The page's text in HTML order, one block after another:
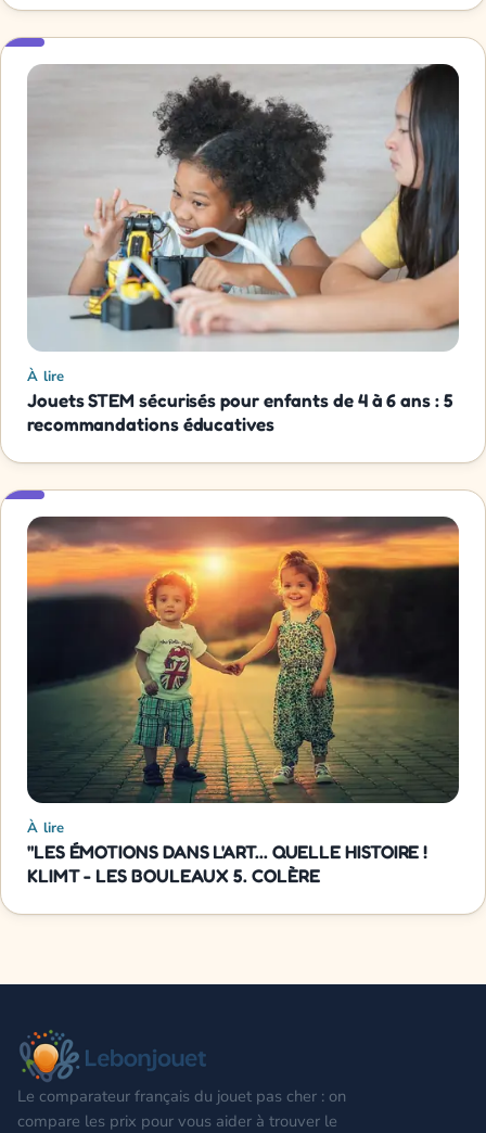
À lire
Jouets STEM sécurisés pour enfants de 4 à 6 ans : 5
recommandations éducatives
À lire
"LES ÉMOTIONS DANS L'ART... QUELLE HISTOIRE !
KLIMT - LES BOULEAUX 5. COLÈRE
Le comparateur français du jouet pas cher : on
compare les prix pour vous aider à trouver le